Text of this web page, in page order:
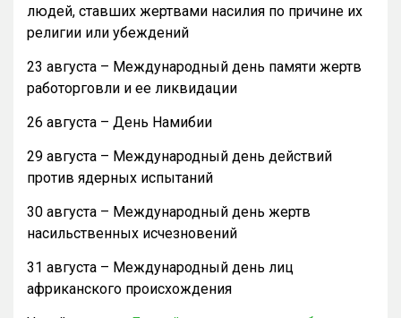
людей, ставших жертвами насилия по причине их
религии или убеждений
23 августа – Международный день памяти жертв
работорговли и ее ликвидации
26 августа – День Намибии
29 августа – Международный день действий
против ядерных испытаний
30 августа – Международный день жертв
насильственных исчезновений
31 августа – Международный день лиц
африканского происхождения